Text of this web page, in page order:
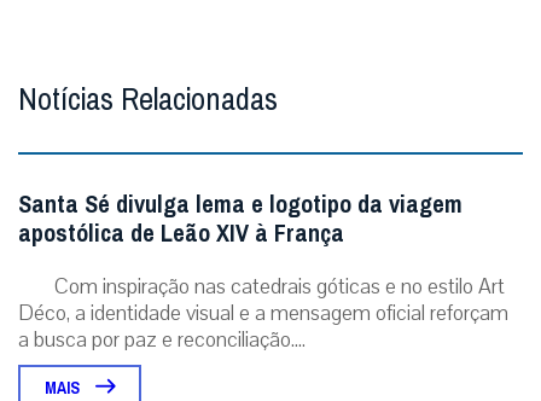
Notícias Relacionadas
Santa Sé divulga lema e logotipo da viagem
apostólica de Leão XIV à França
Com inspiração nas catedrais góticas e no estilo Art
Déco, a identidade visual e a mensagem oficial reforçam
a busca por paz e reconciliação....
MAIS